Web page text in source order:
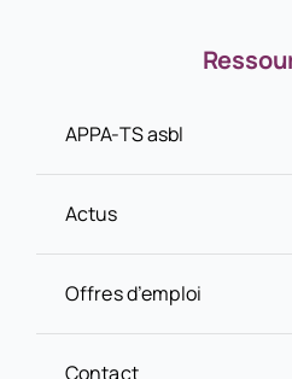
APPA-TS asbl
Actus
Offres d’emploi
Contact